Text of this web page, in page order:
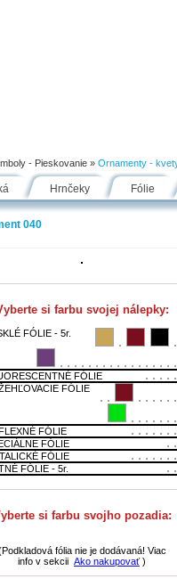
- Pieskovanie » Ornamenty -
Hrnčeky Fólie
040
si farbu svojej nálepky:
FÓLIE - 5r.
FÓLIE
FÓLIE
FÓLIE
FÓLIE
FÓLIE
FÓLIE - 5r.
si farbu svojho pozadia:
fólia nie je dodávaná! Viac
info v sekcii Ako nakupovať )